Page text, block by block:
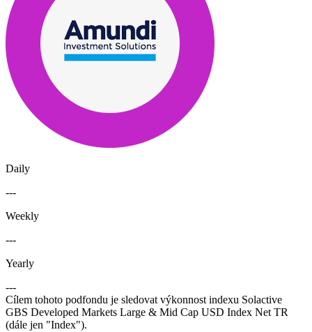
Daily
---
Weekly
---
Yearly
---
Cílem tohoto podfondu je sledovat výkonnost indexu Solactive
GBS Developed Markets Large & Mid Cap USD Index Net TR
(dále jen "Index").